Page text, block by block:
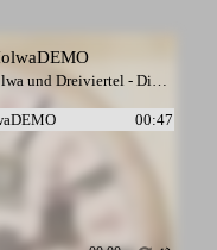
Zwischen Holwa und Dreiviertel - Die Pagger Buam
00:47